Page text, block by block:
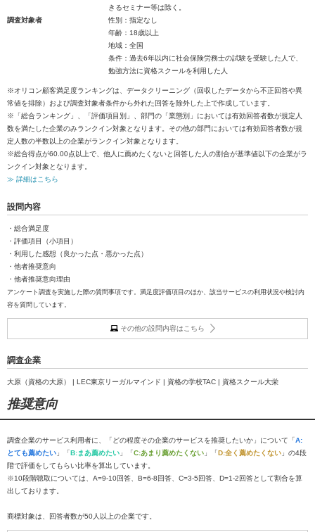
きるセミナー等は除く。
調査対象者
性別：指定なし
年齢：18歳以上
地域：全国
条件：過去6年以内に社会保険労務士の試験を受験した人で、
勉強方法に資格スクールを利用した人
※オリコン顧客満足度ランキングは、データクリーニング（回収したデータから不正回答や異
常値を排除）および調査対象者条件から外れた回答を除外した上で作成しています。
※「総合ランキング」、「評価項目別」、部門の「業態別」においては有効回答者数が規定人
数を満たした企業のみランクイン対象となります。その他の部門においては有効回答者数が規
定人数の半数以上の企業がランクイン対象となります。
※総合得点が60.00点以上で、他人に薦めたくないと回答した人の割合が基準値以下の企業がラ
ンクイン対象となります。
≫ 詳細はこちら
設問内容
・総合満足度
・評価項目（小項目）
・利用した感想（良かった点・悪かった点）
・他者推奨意向
・他者推奨意向理由
アンケート調査を実施した際の質問事項です。満足度評価項目のほか、該当サービスの利用状況や検討内
容を質問しています。
その他の設問内容はこちら
調査企業
大原（資格の大原） | LEC東京リーガルマインド | 資格の学校TAC | 資格スクール大栄
推奨意向
調査企業のサービス利用者に、「どの程度その企業のサービスを推奨したいか」について「A:
とても薦めたい 」「B:まあ薦めたい 」「C:あまり薦めたくない 」「D:全く薦めたくない 」の4段
階で評価をしてもらい比率を算出しています。
※10段階聴取については、A=9-10回答、B=6-8回答、C=3-5回答、D=1-2回答として割合を算
出しております。
商標対象は、回答者数が50人以上の企業です。